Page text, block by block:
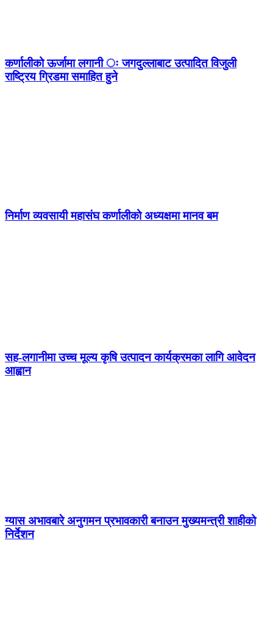
कर्णालीको ऊर्जामा लगानी ः जगदुल्लाबाट उत्पादित विजुली
राष्ट्रिय ग्रिडमा समाहित हुने
निर्माण व्यवसायी महासंघ कर्णालीको अध्यक्षमा मानव बम
सह-लगानीमा उच्च मूल्य कृषि उत्पादन कार्यक्रमका लागि आवेदन
आह्वान
ग्यास अभावबारे अनुगमन प्रभावकारी बनाउन मुख्यमन्त्री शाहीको
निर्देशन